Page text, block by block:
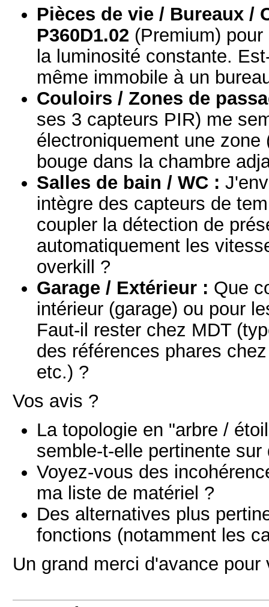
Pièces de vie / Bureaux /
P360D1.02 (Premium)
la luminosité constante.
même immobile à un
Couloirs / Zones de
ses 3 capteurs PIR) me
électroniquement une
bouge dans la chambre
Salles de bain / WC :
intègre des capteurs de
coupler la détection de
automatiquement les
overkill ?
Garage / Extérieur : Que
intérieur (garage) ou pour
Faut-il rester chez MDT
des références phares
etc.) ?
Vos avis ?
La topologie en "arbre /
semble-t-elle pertinente sur
Voyez-vous des
ma liste de matériel ?
Des alternatives plus
fonctions (notamment les
Un grand merci d'avance